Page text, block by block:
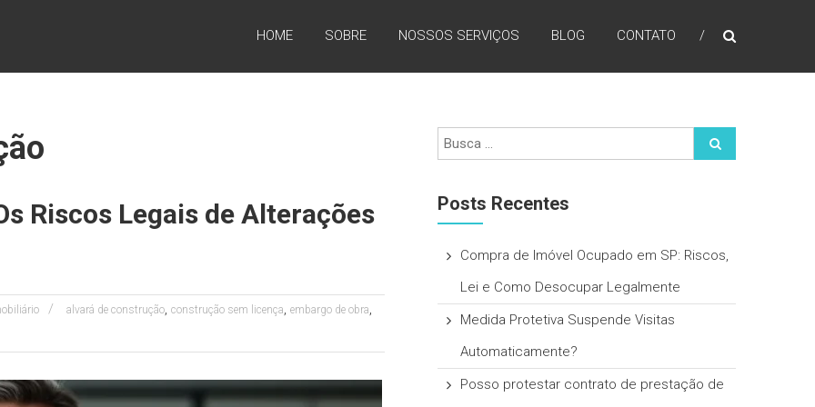
HOME SOBRE NOSSOS SERVIÇOS BLOG CONTATO
Riscos Legais de Alterações
alvará de construção, construção sem licença, embargo de obra,
Posts Recentes
Compra de Imóvel Ocupado em SP: Riscos,
Lei e Como Desocupar Legalmente
Medida Protetiva Suspende Visitas
Automaticamente?
Posso protestar contrato de prestação de